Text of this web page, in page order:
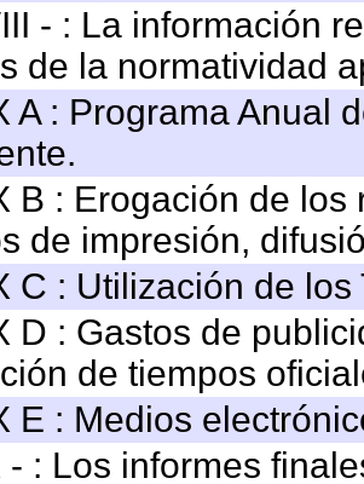
- : La información
de la normatividad
A : Programa Anual
B : Erogación de
de impresión,
C : Utilización de
D : Gastos de
de tiempos
E : Medios
- : Los informes